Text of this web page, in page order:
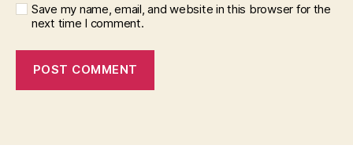
Save my name, email, and website in this browser for the
next time I comment.